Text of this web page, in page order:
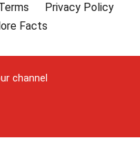
Privacy Policy
Facts
channel